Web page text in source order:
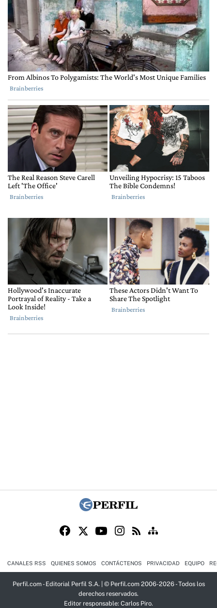
CANALES RSS QUIENES SOMOS CONTÁCTENOS PRIVACIDAD EQUIPO
Perfil.com - Editorial Perfil S.A. | © Perfil.com 2006-2026 - Todos los
derechos reservados.
Editor responsable: Carlos Piro.